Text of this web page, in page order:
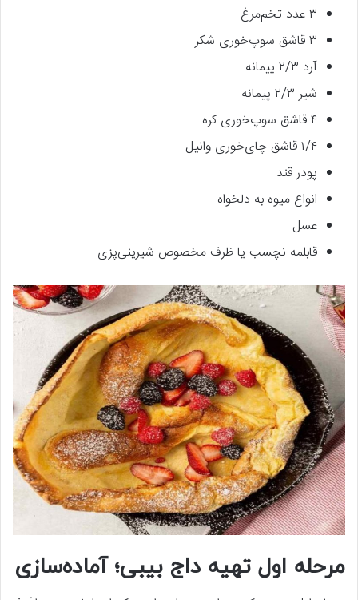
۳ عدد تخم‌مرغ
۳ قاشق سوپ‌خوری شکر
آرد ۲/۳ پیمانه
شیر ۲/۳ پیمانه
۴ قاشق سوپ‌خوری کره
۱/۴ قاشق چای‌خوری وانیل
پودر قند
انواع میوه به دلخواه
عسل
قابلمه نچسب یا ظرف مخصوص شیرینی‌پزی
مرحله اول تهیه داج بیبی؛ آماده‌سازی